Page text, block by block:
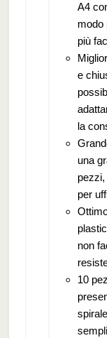
A4
modo
più
e
la
una
per
non
10